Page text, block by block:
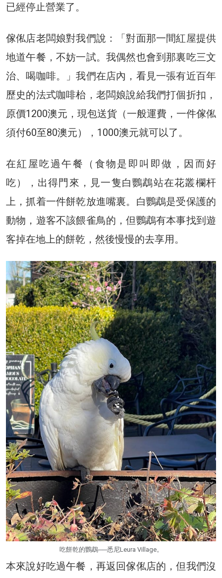
已經停止營業了。
傢俬店老闆娘對我們說：「對面那一間紅屋提供
地道午餐，不妨一試。我偶然也會到那裏吃三文
治、喝咖啡。」我們在店內，看見一張有近百年
歷史的法式咖啡枱，老闆娘說給我們打個折扣，
原價1200澳元，現包送貨（一般運費，一件傢俬
須付60至80澳元），1000澳元就可以了。
在紅屋吃過午餐（食物是即叫即做，因而好
吃），出得門來，見一隻白鸚鵡站在花叢欄杆
上，抓着一件餅乾放進嘴裏。白鸚鵡是受保護的
動物，遊客不該餵雀鳥的，但鸚鵡有本事找到遊
客掉在地上的餅乾，然後慢慢的去享用。
吃餅乾的鸚鵡──悉尼Leura Village。
本來說好吃過午餐，再返回傢俬店的，但我們沒